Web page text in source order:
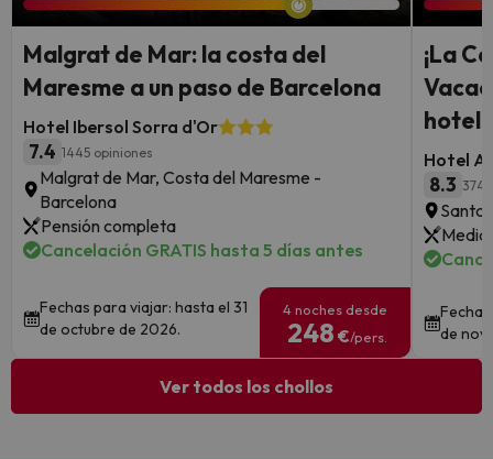
Malgrat de Mar: la costa del
Maresme a un paso de Barcelona
Hotel Ibersol Sorra d'Or
7.4 1445 opiniones
Malgrat de Mar, Costa del Maresme -
Barcelona
Pensión completa
Cancelación GRATIS hasta 5 días antes
Fechas para viajar: hasta el 31
de octubre de 2026.
4 noches desde
248 €/pers.
¡La
hotel
Hotel
8.3 374
Santa
Media
de
Ver todos los chollos